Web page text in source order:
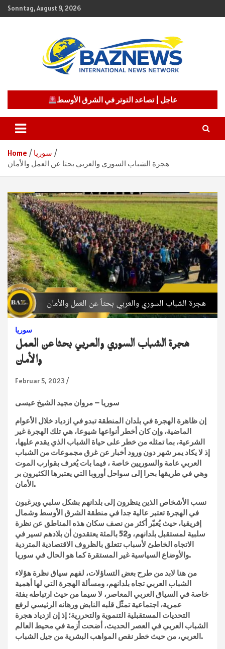
Skip
to
Sonntag, August 9, 2026
BAZNEWS
عاجل | تصاعد التوتر في الشرق الأوسط
Home
سوريا
هجرة الشباب السوري والعربي بحثا عن العمل والأمان
سوريا
هجرة الشباب السوري والعربي بحثا عن العمل
والأمان
Februar 5, 2023
إن ظاهرة الهجرة في بلدان المنطقة تبدو في ازدياد خلال الأعوام
الماضية، وإن كان أخطر أنواعها شيوعا، هي تلك الهجرة غير
الشرعية، بما تمثله من خطر على حياة الشباب الذي يقدم عليها،
إذ لا يكاد يمر شهر دون ورود أخبار عن غرق مجموعات من الشباب
العربي عامة والسوريين خاصة ، فيما بات يُعرف بقوارب الموت
وهي في طريقها بحرا إلى سواحل أوروبا التي يعتبرها الكثيرون بر
الأمان.
نسب الأشخاص الذين ينظرون إلى بلدانهم بشكل سلبي ويرغبون
في الهجرة تعتبر عالية جدا في منطقة الشرق الأوسط وشمال
إفريقيا، حيث يُعبّر أكثر من نصف سكان هذه المناطق عن نظرة
سلبية لمستقبل بلدانهم، و52 بالمئة يعتقدون أن بلادهم تسير في
الاتجاه الخاطئ لأسباب تتعلق بالظروف الاقتصادية المتردية
والأوضاع السياسية غير المستقرة كما هو الحال في سوريا.
من هنا لابد من طرح بعض التساؤلات، لفهم سياق نظرة هؤلاء
الشباب العربي تجاه بلدانهم، ومسألة الهجرة التي لها أهمية
خاصة في السياق العربي المعاصر، لا سيما من حيث ارتباطه بفئة
عمرية، اجتماعية تمثّل قلبه النابض ورهانه الرئيسي لرفع
التحديات المستقبلية التنموية والتحررية؛ إذ إن ازدياد هجرة
الشباب العربي في العصر الحديث، أضحت أزمة في محيط العالم
العربي، من حيث خطر نقص المواهب البشرية من جيل الشباب.